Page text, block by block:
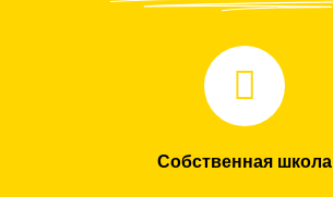
Собственная школа